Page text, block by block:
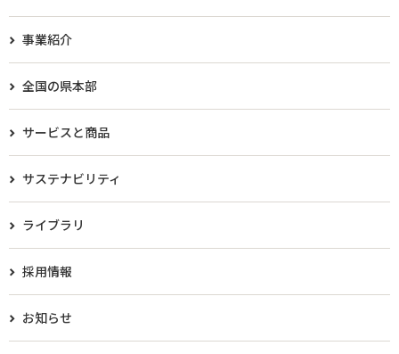
事業紹介
全国の県本部
サービスと商品
サステナビリティ
ライブラリ
採用情報
お知らせ